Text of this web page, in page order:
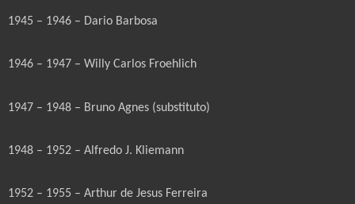
1945 – 1946 – Dario Barbosa
1946 – 1947 – Willy Carlos Froehlich
1947 – 1948 – Bruno Agnes (substituto)
1948 – 1952 – Alfredo J. Kliemann
1952 – 1955 – Arthur de Jesus Ferreira